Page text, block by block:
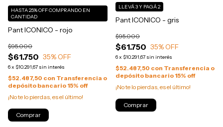
Pant ICONICO - rojo
$61.750
$95.000
35% OFF
6x $10.291,67 sin interés
HASTA 25% OFFCOMPRANDO EN
CANTIDAD
$52.487,50 con Transferencia o
depósito bancario 15% off
¡No te lo pierdas, es el último!
Comprar
Pant ICONICO - gris
$61.750
$95.000
35% OFF
6x $10.291,67 sin interés
LLEVÁ 3 Y PAGÁ 2
$52.487,50 con Transferencia o
depósito bancario 15% off
¡No te lo pierdas, es el último!
Comprar